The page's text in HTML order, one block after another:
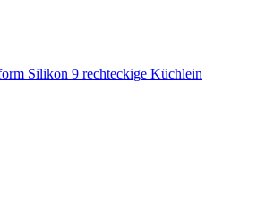
Silikon 9 rechteckige Küchlein